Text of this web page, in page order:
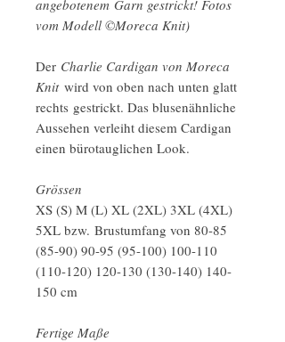
angebotenem Garn gestrickt! Fotos
vom Modell ©Moreca Knit)
Der Charlie Cardigan von Moreca
Knit wird von oben nach unten glatt
rechts gestrickt. Das blusenähnliche
Aussehen verleiht diesem Cardigan
einen bürotauglichen Look.
Grössen
XS (S) M (L) XL (2XL) 3XL (4XL)
5XL bzw. Brustumfang von 80-85
(85-90) 90-95 (95-100) 100-110
(110-120) 120-130 (130-140) 140-
150 cm
Fertige Maße